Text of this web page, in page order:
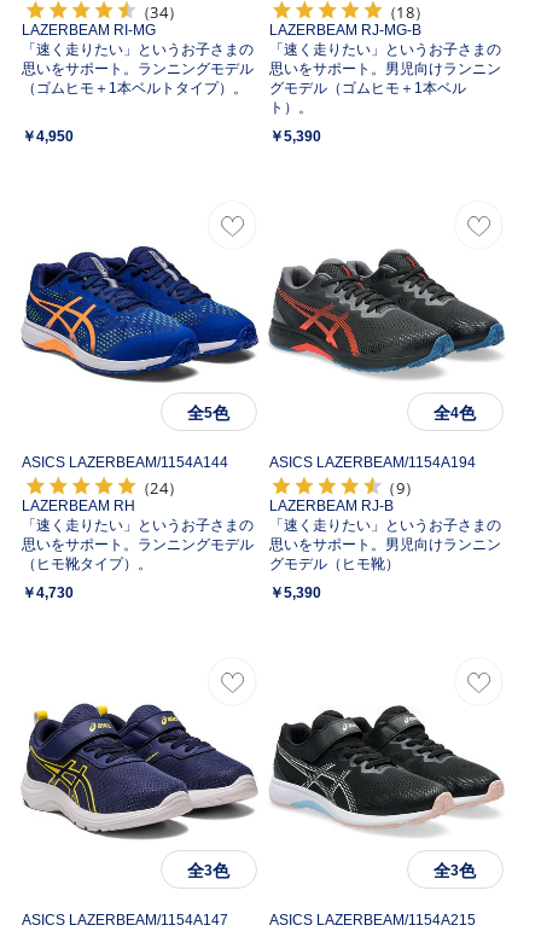
（34）
LAZERBEAM RI-MG
「速く走りたい」というお子さまの
思いをサポート。ランニングモデル
（ゴムヒモ＋1本ベルトタイプ）。
￥4,950
（18）
LAZERBEAM RJ-MG-B
「速く走りたい」というお子さまの
思いをサポート。男児向けランニン
グモデル（ゴムヒモ＋1本ベル
ト）。
￥5,390
全5色
ASICS LAZERBEAM/1154A144
（24）
LAZERBEAM RH
「速く走りたい」というお子さまの
思いをサポート。ランニングモデル
（ヒモ靴タイプ）。
￥4,730
全4色
ASICS LAZERBEAM/1154A194
（9）
LAZERBEAM RJ-B
「速く走りたい」というお子さまの
思いをサポート。男児向けランニン
グモデル（ヒモ靴）
￥5,390
全3色
ASICS LAZERBEAM/1154A147
全3色
ASICS LAZERBEAM/1154A215